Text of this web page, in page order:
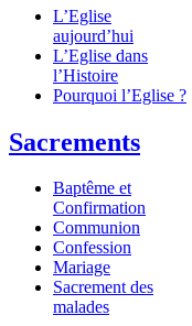
L’Eglise
aujourd’hui
L’Eglise dans
l’Histoire
Pourquoi l’Eglise ?
Sacrements
Baptême et
Confirmation
Communion
Confession
Mariage
Sacrement des
malades